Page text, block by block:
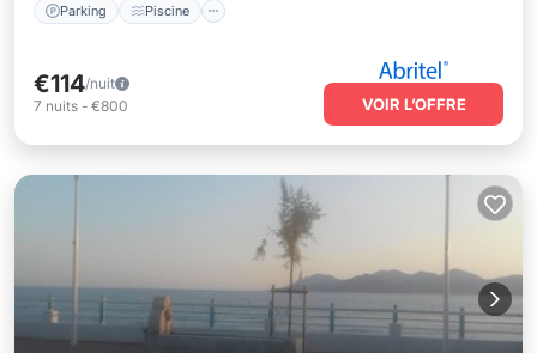
Parking Piscine
€114/nuit
7 nuits - €800 VOIR L’OFFRE